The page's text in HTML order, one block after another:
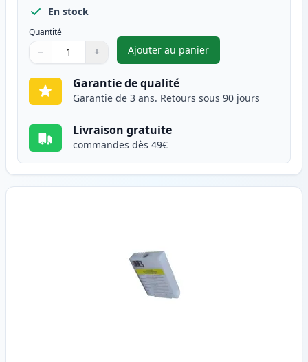
En stock
Quantité
Quantité
Utilisez les boutons pour ajuster
− +
Quantité
Ajouter au panier
,Pack de 4 Canon BJI-643
Garantie de qualité
Garantie de 3 ans. Retours sous 90 jours
Livraison gratuite
commandes dès 49€